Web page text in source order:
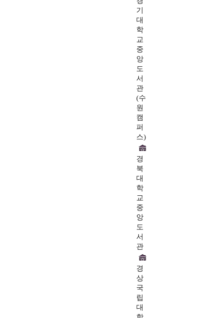
기
대
학
교
중
앙
도
서
관
(수
원
캠
퍼
스)
경
북
대
학
교
중
앙
도
서
관
경
상
국
립
대